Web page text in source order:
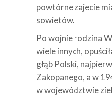
powtórne zajecie
sowietów.
Po wojnie rodzina
wiele innych,
głąb Polski,
Zakopanego, a w
w województwie